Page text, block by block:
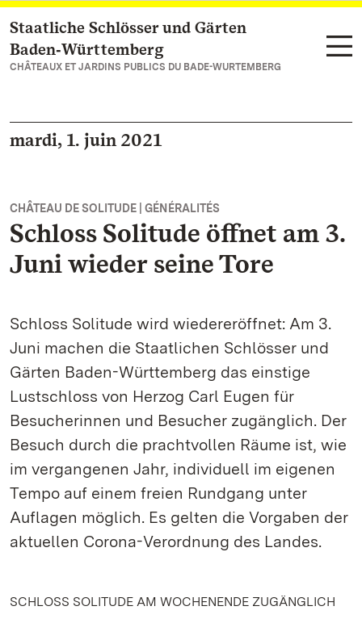
Vers la page d’accueil
Staatliche Schlösser und Gärten
Baden‑Württemberg
CHÂTEAUX ET JARDINS PUBLICS DU BADE-WURTEMBERG
mardi, 1. juin 2021
CHÂTEAU DE SOLITUDE | GÉNÉRALITÉS
Schloss Solitude öffnet am 3.
Juni wieder seine Tore
Schloss Solitude wird wiedereröffnet: Am 3.
Juni machen die Staatlichen Schlösser und
Gärten Baden-Württemberg das einstige
Lustschloss von Herzog Carl Eugen für
Besucherinnen und Besucher zugänglich. Der
Besuch durch die prachtvollen Räume ist, wie
im vergangenen Jahr, individuell im eigenen
Tempo auf einem freien Rundgang unter
Auflagen möglich. Es gelten die Vorgaben der
aktuellen Corona-Verordnung des Landes.
SCHLOSS SOLITUDE AM WOCHENENDE ZUGÄNGLICH